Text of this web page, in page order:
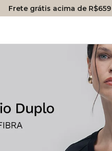
Frete grátis acima de R$659